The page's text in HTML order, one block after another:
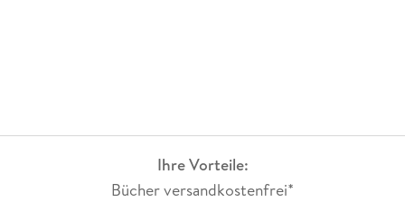
Ihre Vorteile:
Bücher versandkostenfrei*